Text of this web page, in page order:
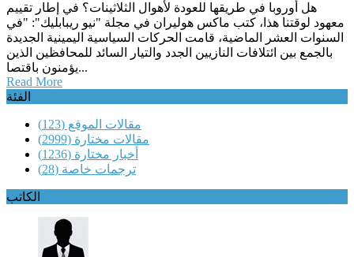
هل أوروبا في طريقها للعودة لأهوال الثلاثينات؟ في إطار تقييم
معهود لوقتنا هذا، كتب ماكس هوليران في مجلة "نيو ريبابليك": "في
السنوات العشر الماضية، قامت الحركات السياسية اليمينية الجديدة
بالجمع بين ائتلافات النازيين الجدد والتيار السائد للمحافظين الذين
يؤمنون باقتصا...
Read More
الفئة
مقالات الموقع (123)
مقالات مختارة (2999)
أخبار مختارة (1236)
ترجمات خاصة (28)
الكاتب